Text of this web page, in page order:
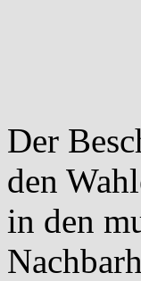
Der
den
in den